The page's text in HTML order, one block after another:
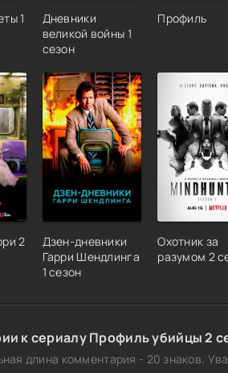
1
Дневники
великой войны 1
сезон
Профиль
2
Дзен-дневники
Гарри Шендлинга
1 сезон
Охотник за
разумом 2
к сериалу Профиль убийцы 2
длина комментария - 20 знаков.